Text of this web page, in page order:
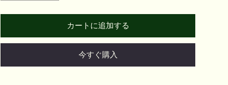
カートに追加する
今すぐ購入